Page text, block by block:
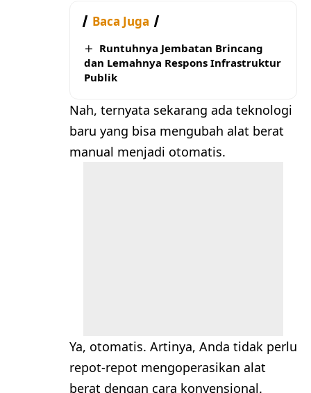
Baca Juga
Runtuhnya Jembatan Brincang
dan Lemahnya Respons Infrastruktur
Publik
Nah, ternyata sekarang ada teknologi
baru yang bisa mengubah alat berat
manual menjadi otomatis.
Ya, otomatis. Artinya, Anda tidak perlu
repot-repot mengoperasikan alat
berat dengan cara konvensional.